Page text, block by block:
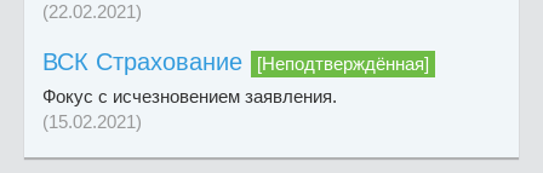
(22.02.2021)
ВСК Страхование
[Неподтверждённая]
Фокус с исчезновением заявления.
(15.02.2021)